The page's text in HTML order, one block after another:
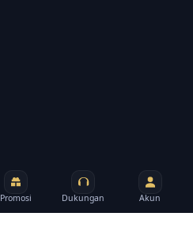
Promosi Dukungan Akun